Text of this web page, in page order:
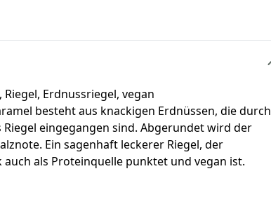
Riegel, Erdnussriegel, vegan
besteht aus knackigen Erdnüssen, die durch
eingegangen sind. Abgerundet wird der
Ein sagenhaft leckerer Riegel, der
auch als Proteinquelle punktet und vegan ist.